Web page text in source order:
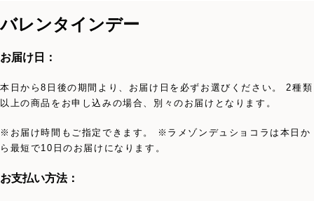
バレンタインデー
お届け日：
本日から8日後の期間より、お届け日を必ずお選びください。 2種類
以上の商品をお申し込みの場合、別々のお届けとなります。
※お届け時間もご指定できます。 ※ラメゾンデュショコラは本日か
ら最短で10日のお届けになります。
お支払い方法：